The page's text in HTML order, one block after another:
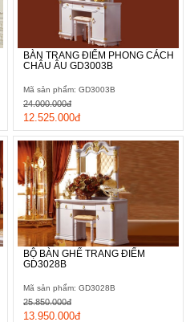
BÀN TRANG ĐIỂM PHONG CÁCH
CHÂU ÂU GD3003B
Mã sản phẩm: GD3003B
12.525.000đ
24.000.000đ
BỘ BÀN GHẾ TRANG ĐIỂM
GD3028B
Mã sản phẩm: GD3028B
13.950.000đ
25.850.000đ